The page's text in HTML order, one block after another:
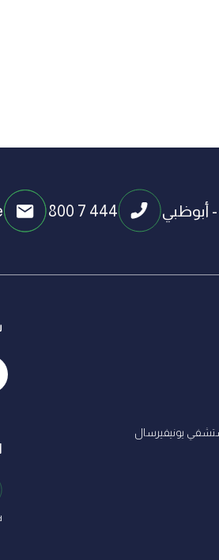
أبوظبي 800 7 444
ﻳﻮﻧﻴﻔﻴﺮﺳﺎل